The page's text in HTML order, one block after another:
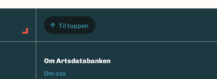
Til toppen
Om Artsdatabanken
Footermeny
Om oss